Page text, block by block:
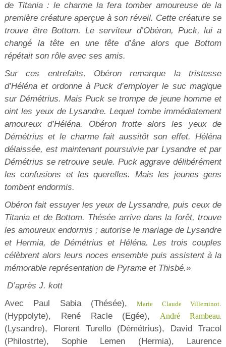
de Titania : le charme la fera tomber amoureuse de la
première créature aperçue à son réveil. Cette créature se
trouve être Bottom. Le serviteur d’Obéron, Puck, lui a
changé la tête en une tête d’âne alors que Bottom
répétait son rôle avec ses amis.
Sur ces entrefaits, Obéron remarque la tristesse
d’Héléna et ordonne à Puck d’employer le suc magique
sur Démétrius. Mais Puck se trompe de jeune homme et
oint les yeux de Lysandre. Lequel tombe immédiatement
amoureux d’Héléna. Obéron frotte alors les yeux de
Démétrius et le charme fait aussitôt son effet. Héléna
délaissée, est maintenant poursuivie par Lysandre et par
Démétrius se retrouve seule. Puck aggrave délibérément
les confusions et les querelles. Mais les jeunes gens
tombent endormis.
Obéron fait essuyer les yeux de Lyssandre, puis ceux de
Titania et de Bottom. Thésée arrive dans la forêt, trouve
les amoureux endormis ; autorise le mariage de Lysandre
et Hermia, de Démétrius et Héléna. Les trois couples
célèbrent alors leurs noces ensemble puis assistent à la
mémorable représentation de Pyrame et Thisbé.»
D’après J. kott
Avec Paul Sabia (Thésée),Marie Claude Villeminot.
(Hyppolyte), René Racle (Egée),André Rambeau.
(Lysandre), Florent Turello (Démétrius), David Tracol
(Philostrte), Sophie Lemen (Hermia), Laurence